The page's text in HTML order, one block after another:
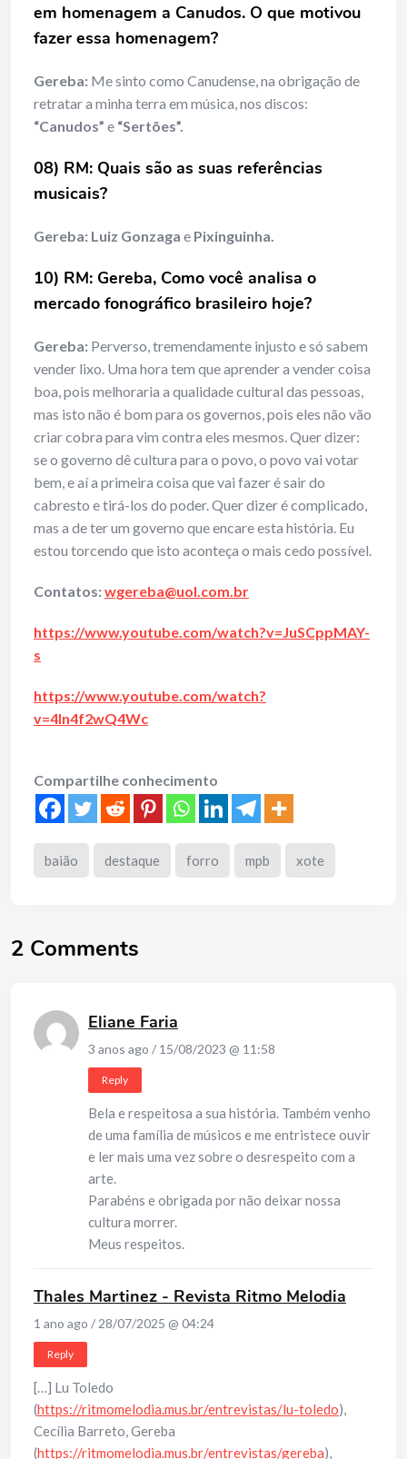
em homenagem a Canudos. O que motivou
fazer essa homenagem?
Gereba: Me sinto como Canudense, na obrigação de
retratar a minha terra em música, nos discos:
“Canudos” e “Sertões”.
08) RM: Quais são as suas referências
musicais?
Gereba: Luiz Gonzaga e Pixinguinha.
10) RM: Gereba, Como você analisa o
mercado fonográfico brasileiro hoje?
Gereba: Perverso, tremendamente injusto e só sabem
vender lixo. Uma hora tem que aprender a vender coisa
boa, pois melhoraria a qualidade cultural das pessoas,
mas isto não é bom para os governos, pois eles não vão
criar cobra para vim contra eles mesmos. Quer dizer:
se o governo dê cultura para o povo, o povo vai votar
bem, e aí a primeira coisa que vai fazer é sair do
cabresto e tirá-los do poder. Quer dizer é complicado,
mas a de ter um governo que encare esta história. Eu
estou torcendo que isto aconteça o mais cedo possível.
Contatos:wgereba@uol.com.br
https://www.youtube.com/watch?v=JuSCppMAY-
s
https://www.youtube.com/watch?
v=4ln4f2wQ4Wc
Compartilhe conhecimento
baião destaque forro mpb xote
2 Comments
Eliane Faria
3 anos ago / 15/08/2023 @ 11:58
Reply
Bela e respeitosa a sua história. Também venho
de uma família de músicos e me entristece ouvir
e ler mais uma vez sobre o desrespeito com a
arte.
Parabéns e obrigada por não deixar nossa
cultura morrer.
Meus respeitos.
Thales Martinez - Revista Ritmo Melodia
1 ano ago / 28/07/2025 @ 04:24
Reply
[…] Lu Toledo
(https://ritmomelodia.mus.br/entrevistas/lu-toledo),
Cecília Barreto, Gereba
(https://ritmomelodia.mus.br/entrevistas/gereba),